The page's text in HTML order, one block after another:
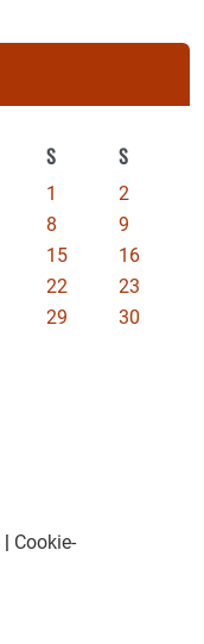
S S
1
2
8
9
15
16
22
23
29
30
| Cookie-